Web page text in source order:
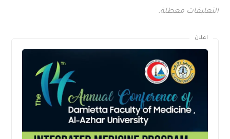
التعليقات معطلة.
اعلان